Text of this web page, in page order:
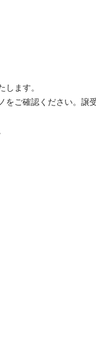
します。
をご確認ください。譲